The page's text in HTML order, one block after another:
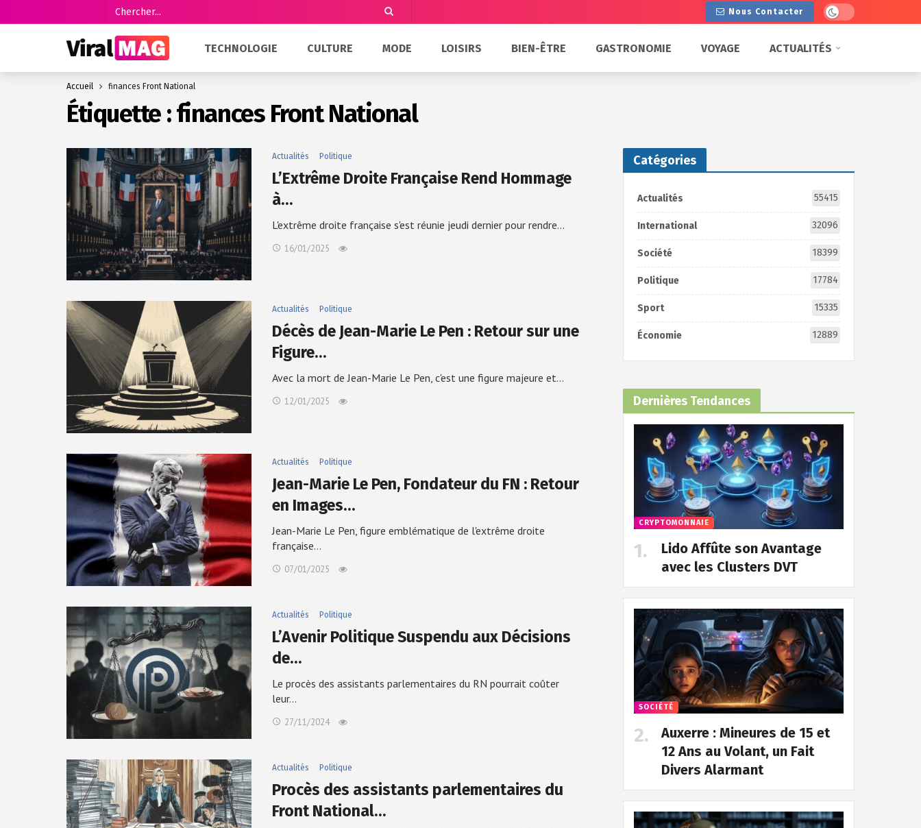
Nous Contacter Dark mode
TECHNOLOGIE CULTURE MODE LOISIRS BIEN-ÊTRE GASTRONOMIE VOYAGE ACTUALITÉS
Accueil finances Front National
Étiquette :finances Front National
Actualités Politique
L’Extrême Droite Française Rend Hommage
à…
L'extrême droite française s'est réunie jeudi dernier pour rendre…
16/01/2025
Actualités Politique
Décès de Jean-Marie Le Pen : Retour sur une
Figure…
Avec la mort de Jean-Marie Le Pen, c'est une figure majeure et…
12/01/2025
Actualités Politique
Jean-Marie Le Pen, Fondateur du FN : Retour
en Images…
Jean-Marie Le Pen, figure emblématique de l'extrême droite
française…
07/01/2025
Actualités Politique
L’Avenir Politique Suspendu aux Décisions
de…
Le procès des assistants parlementaires du RN pourrait coûter
leur…
27/11/2024
Actualités Politique
Procès des assistants parlementaires du
Front National…
Catégories
Actualités 55415
International 32096
Société 18399
Politique 17784
Sport 15335
Économie 12889
Dernières Tendances
CRYPTOMONNAIE
Lido Affûte son Avantage
avec les Clusters DVT
SOCIÉTÉ
Auxerre : Mineures de 15 et
12 Ans au Volant, un Fait
Divers Alarmant